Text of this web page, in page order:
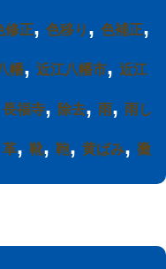
修正, 色移り , 色補正,
幡, 近江八幡市, 近江
長福寺, 除去, 雨, 雨し
革, 靴, 鞄, 黄ばみ, 黴